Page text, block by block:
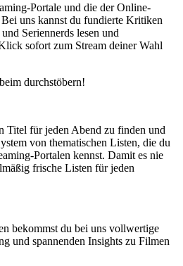
Portale und die der Online-
uns kannst du fundierte Kritiken
Seriennerds lesen und
sofort zum Stream deiner Wahl
durchstöbern!
Titel für jeden Abend zu finden und
von thematischen Listen, die du
Portalen kennst. Damit es nie
frische Listen für jeden
bekommst du bei uns vollwertige
und spannenden Insights zu Filmen